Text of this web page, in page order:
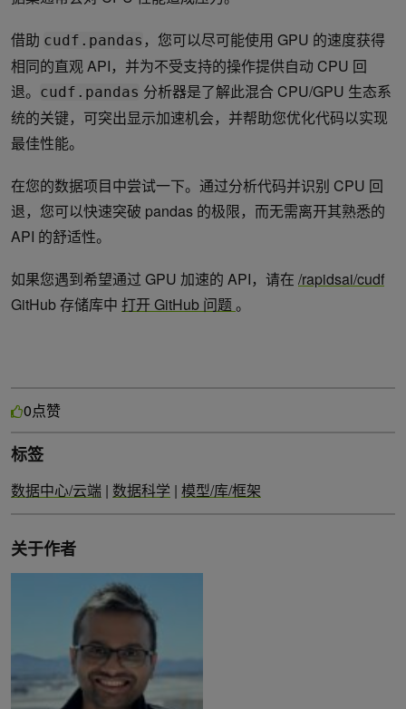
借助 cudf.pandas ，您可以尽可能使用 GPU 的速度获得
相同的直观 API，并为不受支持的操作提供自动 CPU 回
退。 cudf.pandas 分析器是了解此混合 CPU/GPU 生态系
统的关键，可突出显示加速机会，并帮助您优化代码以实现
最佳性能。
在您的数据项目中尝试一下。通过分析代码并识别 CPU 回
退，您可以快速突破 pandas 的极限，而无需离开其熟悉的
API 的舒适性。
如果您遇到希望通过 GPU 加速的 API，请在 /rapidsai/cudf
GitHub 存储库中 打开 GitHub 问题。
0点赞
标签
数据中心/云端 | 数据科学 | 模型/库/框架
关于作者